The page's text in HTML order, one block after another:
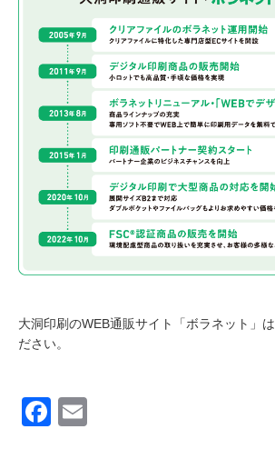
大洞印刷のWEB通販サイト「ボラネット」は
ださい。
F